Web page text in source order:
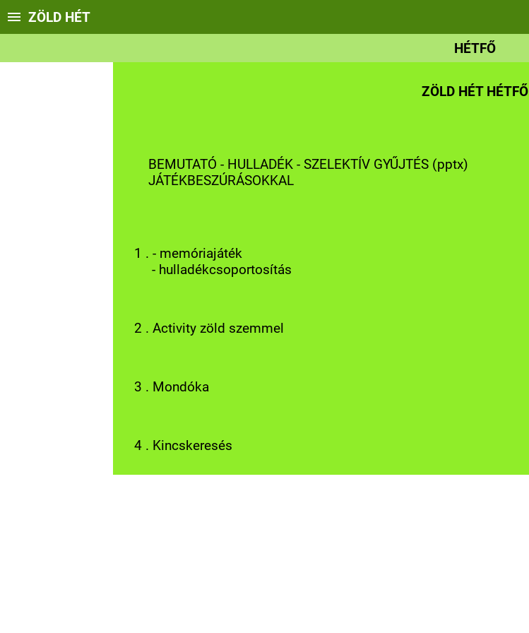
ZÖLD HÉT
HÉTFŐ
ZÖLD HÉT HÉTFŐ
BEMUTATÓ - HULLADÉK - SZELEKTÍV GYŰJTÉS (pptx)
JÁTÉKBESZÚRÁSOKKAL
1 . - memóriajáték
- hulladékcsoportosítás
2 . Activity zöld szemmel
3 . Mondóka
4 . Kincskeresés